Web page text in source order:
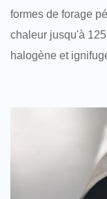
formes de forage
chaleur jusqu'à
halogène et